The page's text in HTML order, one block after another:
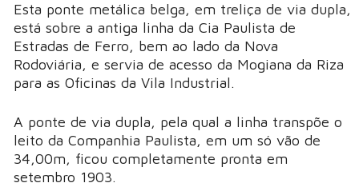
Esta ponte metálica belga, em treliça de via dupla,
está sobre a antiga linha da Cia Paulista de
Estradas de Ferro, bem ao lado da Nova
Rodoviária, e servia de acesso da Mogiana da Riza
para as Oficinas da Vila Industrial.
A ponte de via dupla, pela qual a linha transpõe o
leito da Companhia Paulista, em um só vão de
34,00m, ficou completamente pronta em
setembro 1903.